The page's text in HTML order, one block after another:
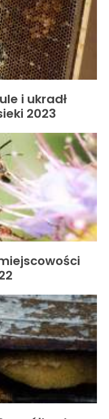
i ukradł
2023